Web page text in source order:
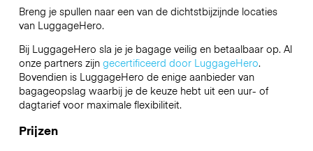
Breng je spullen naar een van de dichtstbijzijnde locaties
van LuggageHero.
Bij LuggageHero sla je je bagage veilig en betaalbaar op. Al
onze partners zijn gecertificeerd door LuggageHero.
Bovendien is LuggageHero de enige aanbieder van
bagageopslag waarbij je de keuze hebt uit een uur- of
dagtarief voor maximale flexibiliteit.
Prijzen